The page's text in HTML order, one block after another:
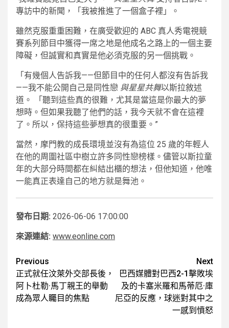
專訪中的新聞，「我被推進了一個盒子裡」。
雖然克服重重困難，在廣受歡迎的 ABC 真人秀電視競
賽系列節目中獲得一席之地是他成名之路上的一個主要
障礙，但誠實和真實是他必須克服的另一個挑戰。
「有幾個人告訴我——但節目中的任何人都沒有告訴我
——我不能公開自己是同性戀 與星星共舞以斯拉敘述
道。 「聽到這些真的很難，尤其是當這是你最大的夢
想時。但如果我聽了他們的話，我今天就不會在這裡
了。所以，保持這些夢想真的很重要。”
當然，摩門教的成長環境並沒有為這位 25 歲的年輕人
在他的周圍社區中樹立許多同性戀榜樣。儘管以斯拉童
年的大部分時間都在糾結出櫃的想法，但他知道，他唯
一能真正表達自己的地方就是舞池。
發布日期: 2026-06-06 17:00:00
來源連結: www.eonline.com
Post
navigation
Previous
正式就任汶萊外交部長後，
阿卜杜勒·馬丁親王的舉動
成為眾人矚目的焦點
Next
巴西媒體對巴西2-1擊敗埃
及的卡塞米羅和馬蒂厄·庫
尼亞的反應，球迷對其中之
一感到憤怒